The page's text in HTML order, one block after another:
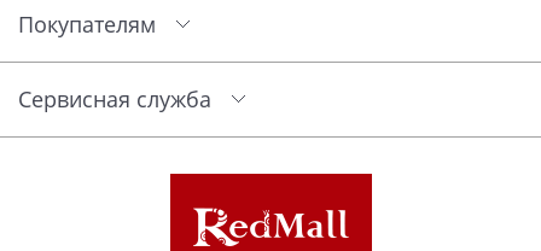
Покупателям
Сервисная служба